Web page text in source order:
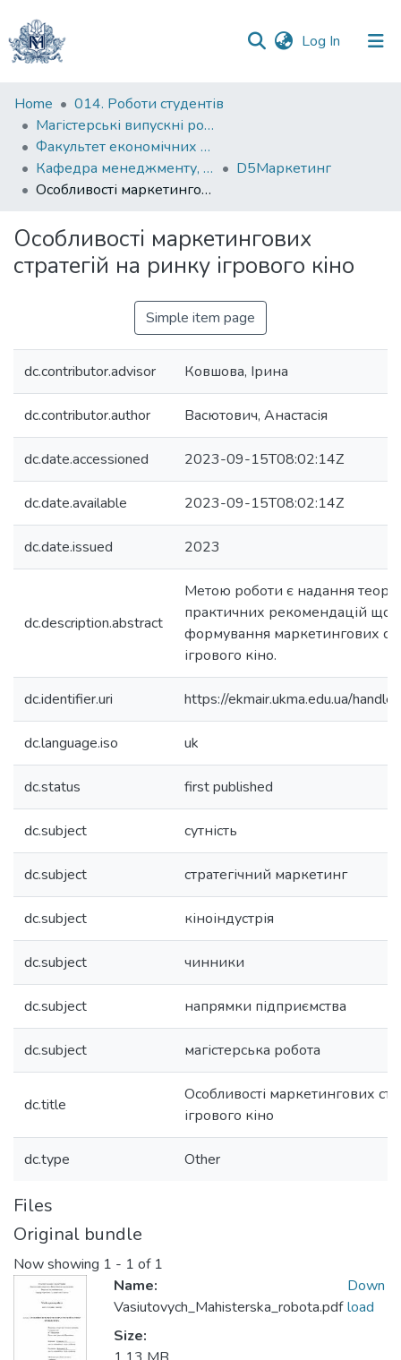
Log In (current)
Communities
&
Collections
All of DSpace
Statistics
Home
014. Роботи студентів
Магістерські випускні роботи
Факультет економічних наук
Кафедра менеджменту, маркетингу та підприємництва
D5Маркетинг
Особливості маркетингових стратегій на ринку ігрового кіно
Особливості маркетингових
стратегій на ринку ігрового кіно
Simple item page
dc.contributor.advisor Ковшова, Ірина
dc.contributor.author Васютович, Анастасія
dc.date.accessioned 2023-09-15T08:02:14Z
dc.date.available 2023-09-15T08:02:14Z
dc.date.issued 2023
dc.description.abstract
Метою роботи є надання
практичних рекомендацій
формування маркетингових
ігрового кіно.
dc.identifier.uri https://ekmair.ukma.edu.ua/
dc.language.iso uk
dc.status first published
dc.subject сутність
dc.subject стратегічний маркетинг
dc.subject кіноіндустрія
dc.subject чинники
dc.subject напрямки підприємства
dc.subject магістерська робота
dc.title
Особливості маркетингових
ігрового кіно
dc.type Other
Files
Original bundle
Now showing 1 - 1 of 1
Name:
Vasiutovych_Mahisterska_robota.pdf
Size:
Down
load